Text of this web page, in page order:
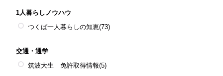
1人暮らしノウハウ
つくば一人暮らしの知恵(73)
交通・通学
筑波大生 免許取得情報(5)